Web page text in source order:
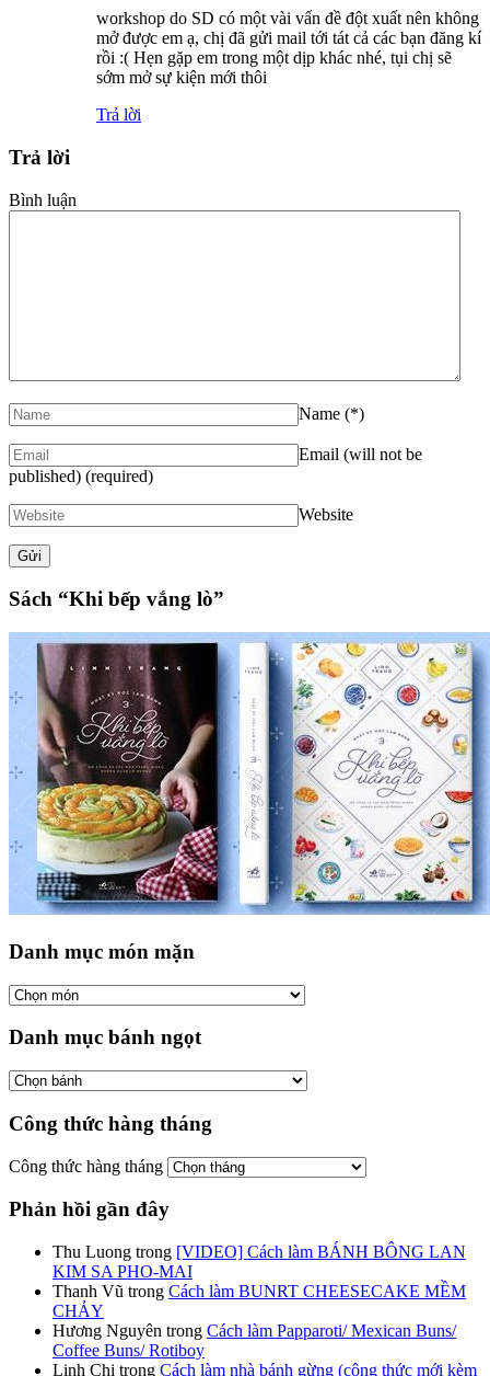
workshop do SD có một vài vấn đề đột xuất nên không
mở được em ạ, chị đã gửi mail tới tát cả các bạn đăng kí
rồi :( Hẹn gặp em trong một dịp khác nhé, tụi chị sẽ
sớm mở sự kiện mới thôi
Trả lời
Trả lời
Bình luận
Name (*)
Email (will not be
published) (required)
Website
Sách “Khi bếp vắng lò”
Danh mục món mặn
Danh mục bánh ngọt
Công thức hàng tháng
Công thức hàng tháng
Phản hồi gần đây
Thu Luong trong [VIDEO] Cách làm BÁNH BÔNG LAN
KIM SA PHO-MAI
Thanh Vũ trong Cách làm BUNRT CHEESECAKE MỀM
CHẢY
Hương Nguyên trong Cách làm Papparoti/ Mexican Buns/
Coffee Buns/ Rotiboy
Linh Chi trong Cách làm nhà bánh gừng (công thức mới kèm